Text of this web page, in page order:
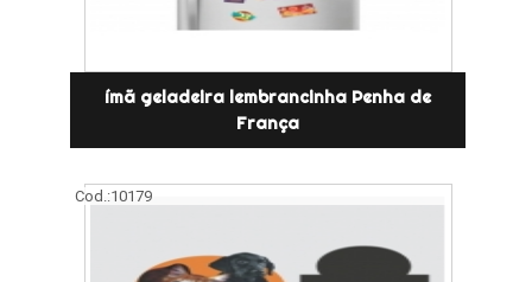
ímã geladeira lembrancinha Penha de
França
Cod.:10179